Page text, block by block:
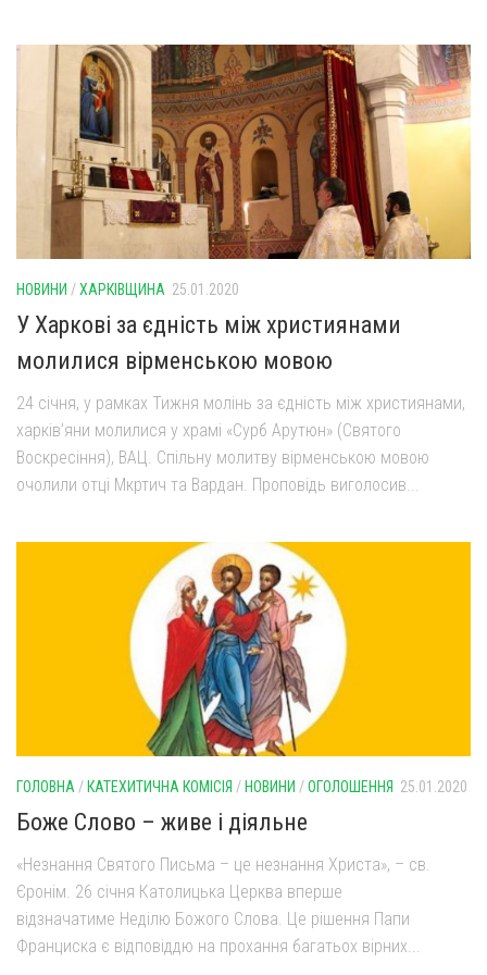
Трансляції
НОВИНИ /ХАРКІВЩИНА 25.01.2020
У Харкові за єдність між християнами
молилися вірменською мовою
24 січня, у рамках Тижня молінь за єдність між християнами,
харків’яни молилися у храмі «Сурб Арутюн» (Святого
Воскресіння), ВАЦ. Спільну молитву вірменською мовою
очолили отці Мкртич та Вардан. Проповідь виголосив...
ГОЛОВНА / КАТЕХИТИЧНА КОМІСІЯ / НОВИНИ /ОГОЛОШЕННЯ 25.01.2020
Боже Слово – живе і діяльне
«Незнання Святого Письма – це незнання Христа», – св.
Єронім. 26 січня Католицька Церква вперше
відзначатиме Неділю Божого Слова. Це рішення Папи
Франциска є відповіддю на прохання багатьох вірних...